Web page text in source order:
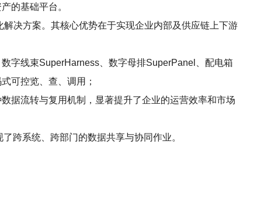
的基础平台。
决方案。其核心优势在于实现企业内部及供应链上下游
字线束SuperHarness、数字母排SuperPanel、配电箱
可控览、查、调用；
据流转与复用机制，显著提升了企业的运营效率和市场
跨系统、跨部门的数据共享与协同作业。